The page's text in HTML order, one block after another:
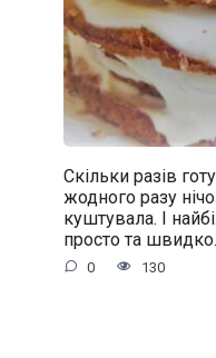
Скільки разів
жодного разу
куштувала. І
просто та швидко.
0 130